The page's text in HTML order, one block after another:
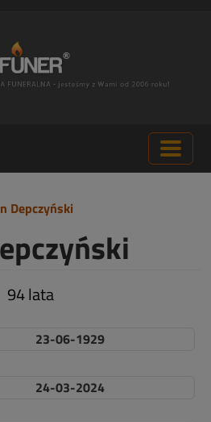
94 lata
23-06-1929
24-03-2024